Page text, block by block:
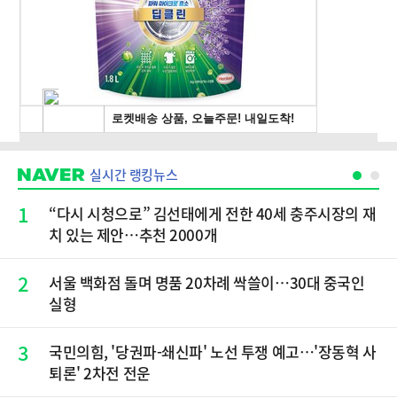
실시간 랭킹뉴스
1
“다시 시청으로” 김선태에게 전한 40세 충주시장의 재
치 있는 제안…추천 2000개
2
서울 백화점 돌며 명품 20차례 싹쓸이…30대 중국인
실형
3
국민의힘, '당권파-쇄신파' 노선 투쟁 예고…'장동혁 사
퇴론' 2차전 전운